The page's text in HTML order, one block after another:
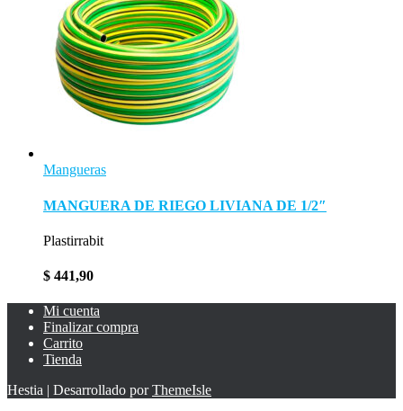
Mangueras
MANGUERA DE RIEGO LIVIANA DE 1/2″
Plastirrabit
$ 441,90
Mi cuenta
Finalizar compra
Carrito
Tienda
Hestia | Desarrollado porThemeIsle